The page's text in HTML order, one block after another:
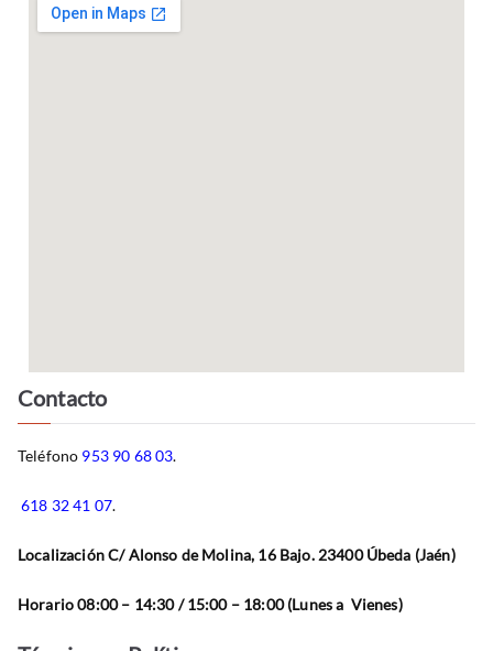
Contacto
Teléfono 953 90 68 03.
618 32 41 07.
Localización C/ Alonso de Molina, 16 Bajo. 23400 Úbeda (Jaén)
Horario 08:00 – 14:30 / 15:00 – 18:00 (Lunes a Vienes)